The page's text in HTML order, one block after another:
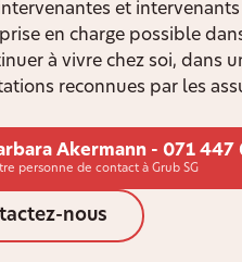
et
en charge possible
à vivre chez soi, dans
reconnues par les
Akermann - 071 447
personne de contact à Grub SG
nous